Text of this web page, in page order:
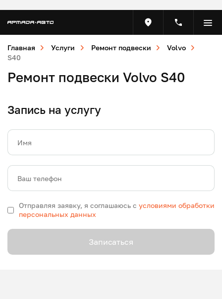
Главная Услуги Ремонт подвески
Volvo
S40
Ремонт подвески Volvo S40
Запись на услугу
Имя
Ваш телефон
Отправляя заявку, я соглашаюсь с условиями обработки
персональных данных
Записаться